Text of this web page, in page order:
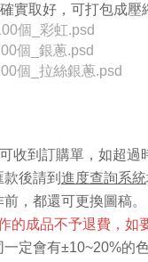
實取好，可打包成壓
個_彩虹.psd
個_銀蔥.psd
個_拉絲銀蔥.psd
可收到訂購單，如超過
後請到 進度查詢系統
，都還可更換圖稿。
的成品不予退費，如
一定會有±10~20%的